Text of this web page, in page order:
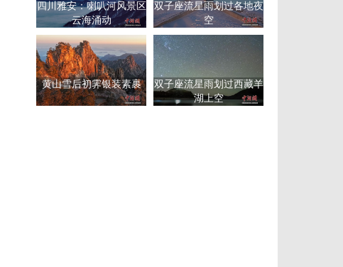
四川雅安：喇叭河风景区
云海涌动
双子座流星雨划过各地夜
空
黄山雪后初霁银装素裹
双子座流星雨划过西藏羊
湖上空